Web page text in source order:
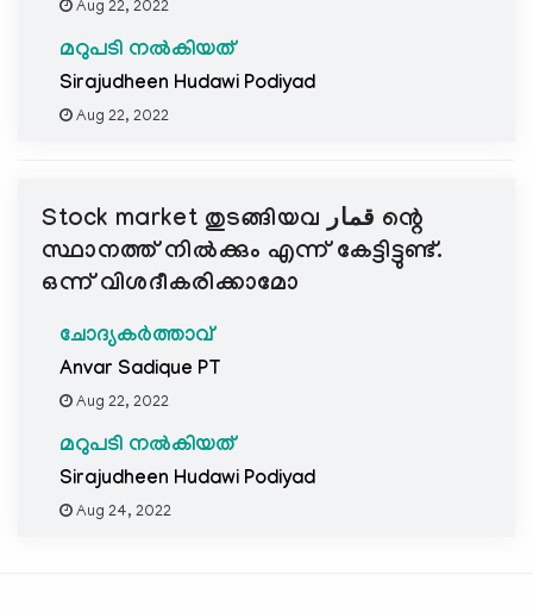
Aug 22, 2022
മറുപടി നൽകിയത്
Sirajudheen Hudawi Podiyad
Aug 22, 2022
Stock market തുടങ്ങിയവ قمار ന്റെ
സ്ഥാനത്ത് നില്‍ക്കും എന്ന് കേട്ടിട്ടുണ്ട്.
ഒന്ന് വിശദീകരിക്കാമോ
ചോദ്യകർത്താവ്
Anvar Sadique PT
Aug 22, 2022
മറുപടി നൽകിയത്
Sirajudheen Hudawi Podiyad
Aug 24, 2022